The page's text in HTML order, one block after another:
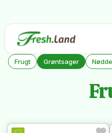
Alle
Frugt Grøntsager